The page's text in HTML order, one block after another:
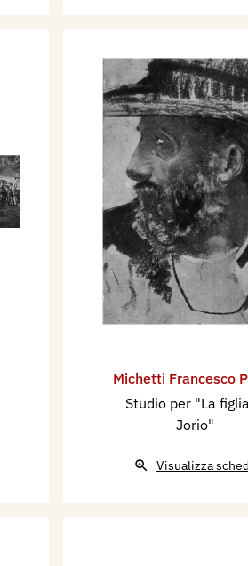
Michetti Francesco
Studio per "La
Jorio"
Visualizza